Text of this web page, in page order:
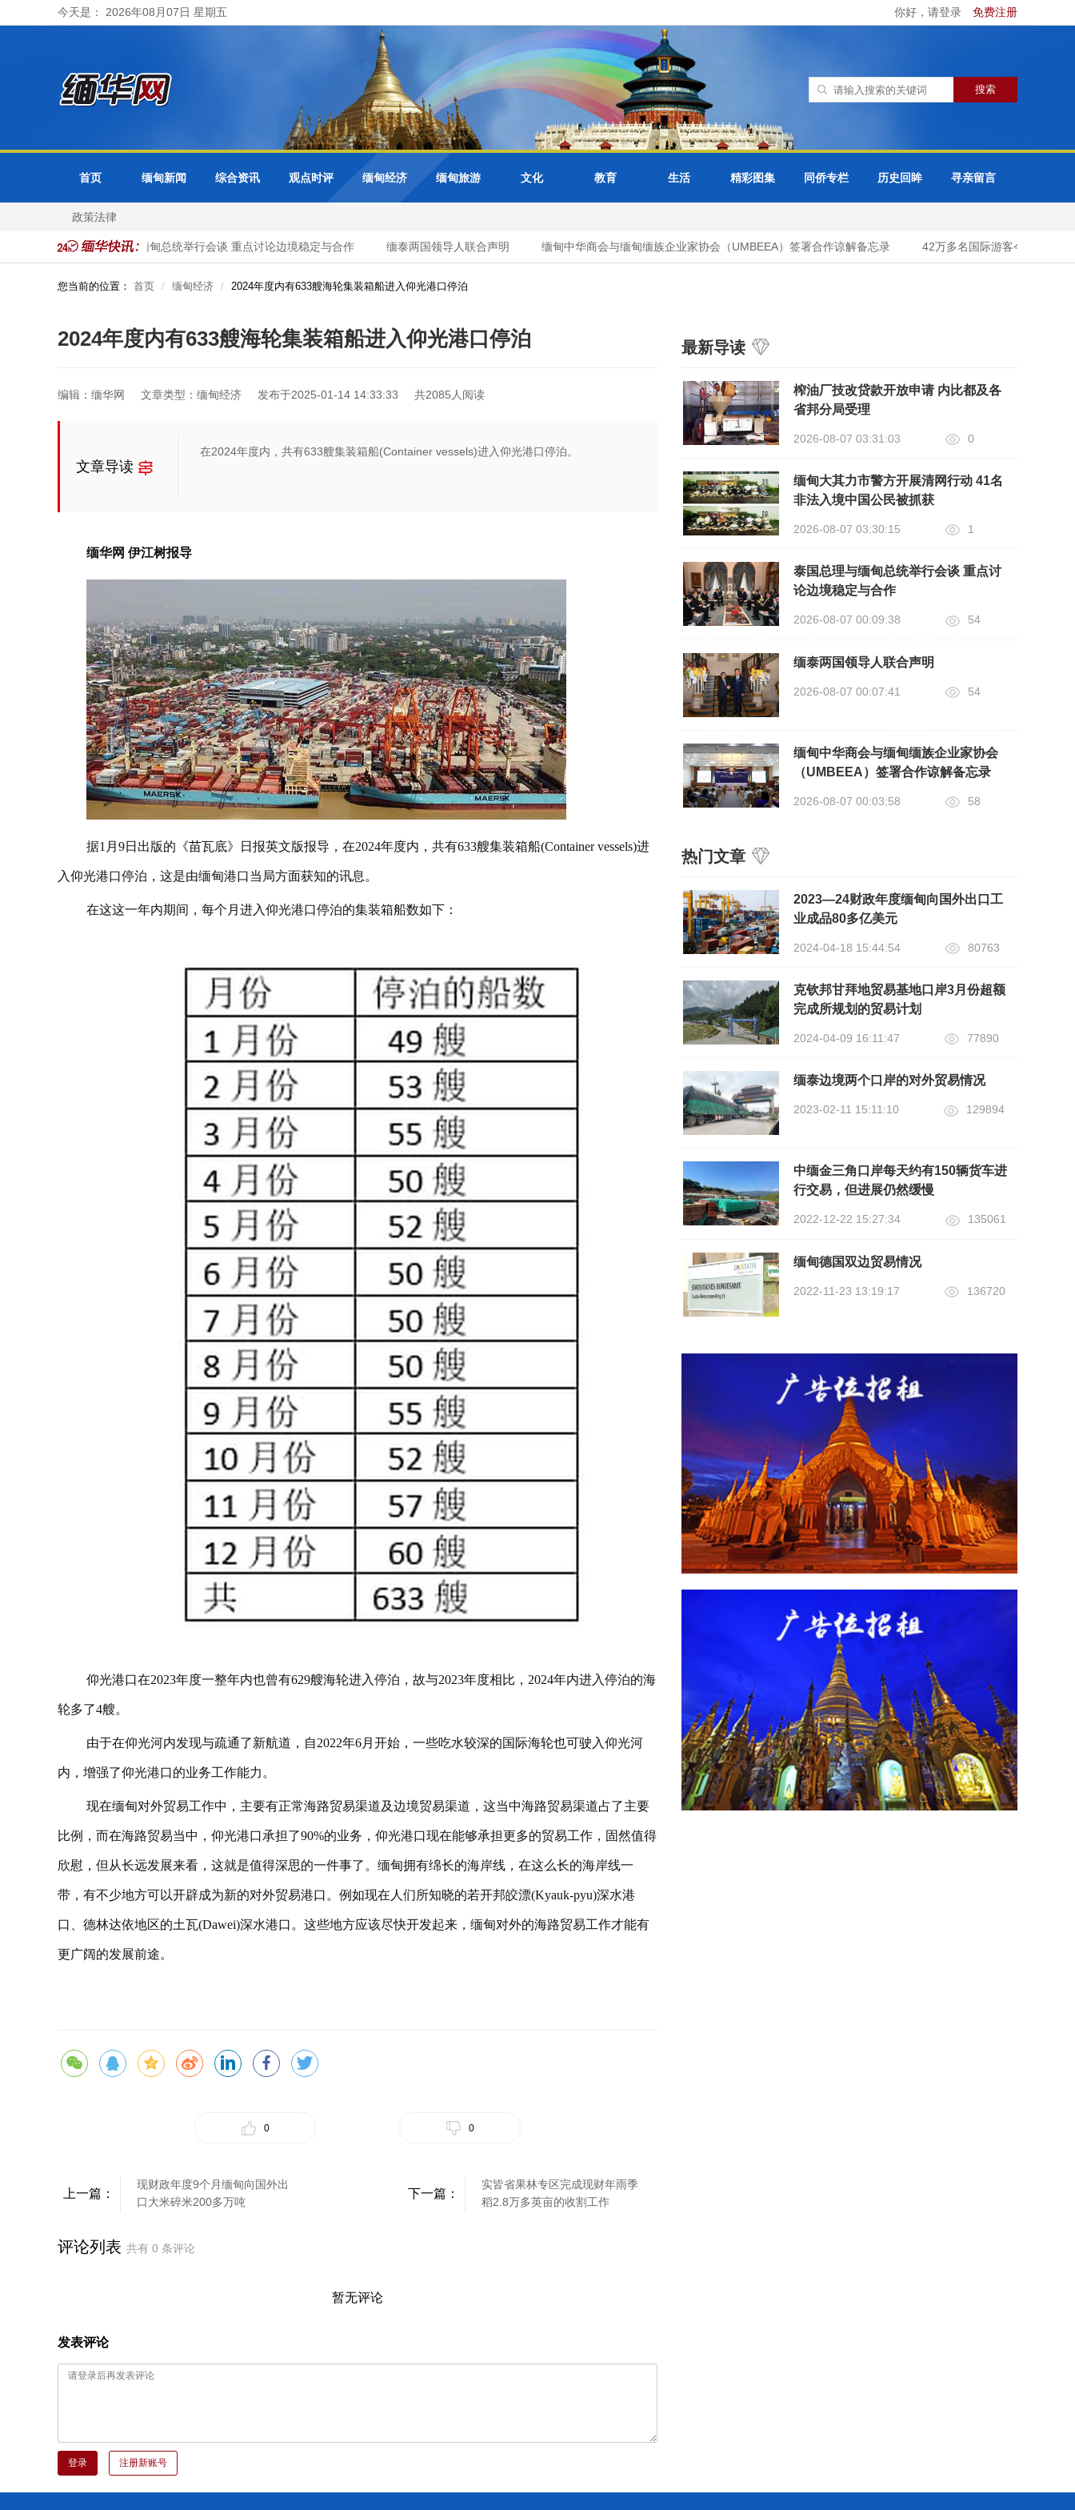
今天是： 2026年08月07日 星期五 你好，请登录 免费注册
首页 缅甸新闻 综合资讯 观点时评 缅甸经济 缅甸旅游 文化 教育 生活 精彩图集 同侨专栏 历史回眸 寻亲留言
政策法律
泰国总理与缅甸总统举行会谈 重点讨论边境稳定与合作 缅泰两国领导人联合声明 缅甸中华商会与缅甸缅族企业家协会（UMBEEA）签署合作谅解备忘录 42万多名国际游客今年头7个月
您当前的位置： 首页 缅甸经济 2024年度内有633艘海轮集装箱船进入仰光港口停泊
2024年度内有633艘海轮集装箱船进入仰光港口停泊
编辑：缅华网 文章类型：缅甸经济 发布于2025-01-14 14:33:33 共2085人阅读
文章导读
在2024年度内，共有633艘集装箱船(Container vessels)进入仰光港口停泊。
缅华网 伊江树报导
据1月9日出版的《苗瓦底》日报英文版报导，在2024年度内，共有633艘集装箱船(Container vessels)进
入仰光港口停泊，这是由缅甸港口当局方面获知的讯息。
在这这一年内期间，每个月进入仰光港口停泊的集装箱船数如下：
仰光港口在2023年度一整年内也曾有629艘海轮进入停泊，故与2023年度相比，2024年内进入停泊的海
轮多了4艘。
由于在仰光河内发现与疏通了新航道，自2022年6月开始，一些吃水较深的国际海轮也可驶入仰光河
内，增强了仰光港口的业务工作能力。
现在缅甸对外贸易工作中，主要有正常海路贸易渠道及边境贸易渠道，这当中海路贸易渠道占了主要
比例，而在海路贸易当中，仰光港口承担了90%的业务，仰光港口现在能够承担更多的贸易工作，固然值得
欣慰，但从长远发展来看，这就是值得深思的一件事了。缅甸拥有绵长的海岸线，在这么长的海岸线一
带，有不少地方可以开辟成为新的对外贸易港口。例如现在人们所知晓的若开邦皎漂(Kyauk-pyu)深水港
口、德林达依地区的土瓦(Dawei)深水港口。这些地方应该尽快开发起来，缅甸对外的海路贸易工作才能有
更广阔的发展前途。
0 0
上一篇：
现财政年度9个月缅甸向国外出
口大米碎米200多万吨
下一篇：
实皆省果林专区完成现财年雨季
稻2.8万多英亩的收割工作
评论列表 共有 0 条评论
暂无评论
发表评论
登录 注册新账号
最新导读
榨油厂技改贷款开放申请 内比都及各
省邦分局受理
2026-08-07 03:31:03 0
缅甸大其力市警方开展清网行动 41名
非法入境中国公民被抓获
2026-08-07 03:30:15 1
泰国总理与缅甸总统举行会谈 重点讨
论边境稳定与合作
2026-08-07 00:09:38 54
缅泰两国领导人联合声明
2026-08-07 00:07:41 54
缅甸中华商会与缅甸缅族企业家协会
（UMBEEA）签署合作谅解备忘录
2026-08-07 00:03:58 58
热门文章
2023—24财政年度缅甸向国外出口工
业成品80多亿美元
2024-04-18 15:44:54 80763
克钦邦甘拜地贸易基地口岸3月份超额
完成所规划的贸易计划
2024-04-09 16:11:47 77890
缅泰边境两个口岸的对外贸易情况
2023-02-11 15:11:10 129894
中缅金三角口岸每天约有150辆货车进
行交易，但进展仍然缓慢
2022-12-22 15:27:34 135061
缅甸德国双边贸易情况
2022-11-23 13:19:17 136720